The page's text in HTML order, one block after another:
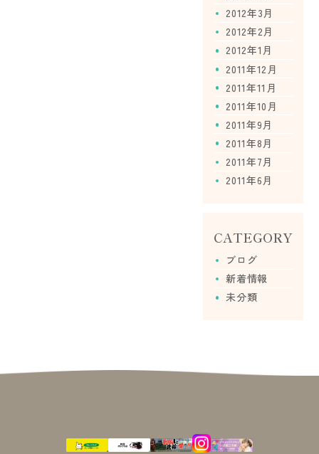
2012年3月
2012年2月
2012年1月
2011年12月
2011年11月
2011年10月
2011年9月
2011年8月
2011年7月
2011年6月
CATEGORY
ブログ
新着情報
未分類